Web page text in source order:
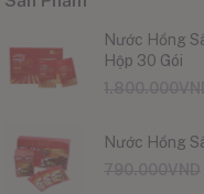
Nước Hồng
Hộp 30 Gói
Nước Hồng